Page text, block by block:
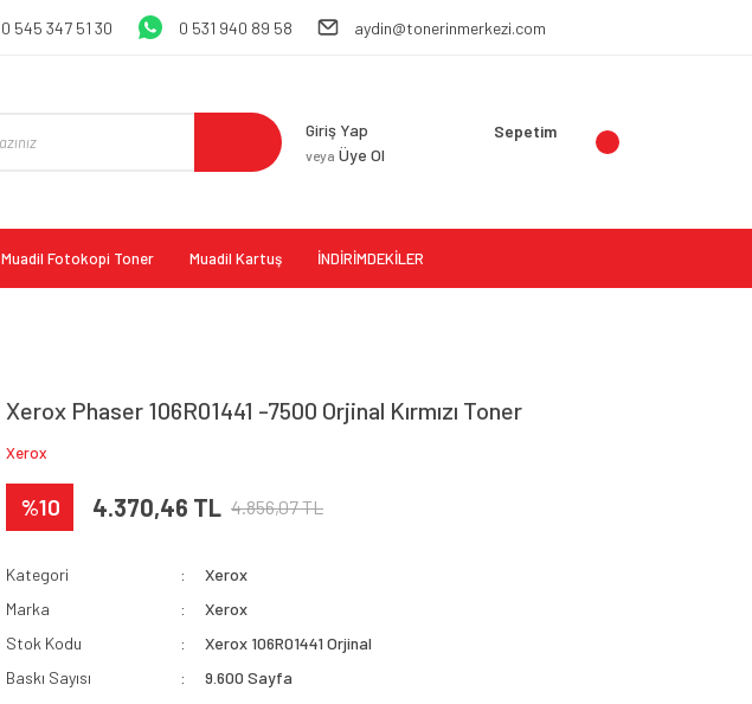
0 545 347 51 30 0 531 940 89 58 aydin@tonerinmerkezi.com
Giriş Yap
veya Üye Ol
Sepetim
Muadil Fotokopi Toner Muadil Kartuş İNDİRİMDEKİLER
Xerox Phaser 106R01441 -7500 Orjinal Kırmızı Toner
Xerox
%10 4.370,46 TL 4.856,07 TL
Kategori
Xerox
Marka
Xerox
Stok Kodu
Xerox 106R01441 Orjinal
Baskı Sayısı
9.600 Sayfa